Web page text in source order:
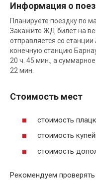
Информация о
Планируете поездку по
Закажите ЖД билет на
отправляется со
конечную станцию
20 ч. 45 мин., а
22 мин.
Стоимость мест
стоимость
стоимость
стоимость
Рекомендуем